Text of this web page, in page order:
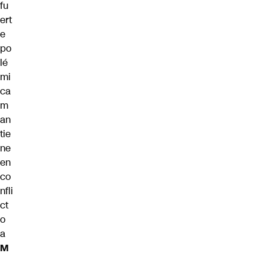
fu
ert
e
po
lé
mi
ca
m
an
tie
ne
en
co
nfli
ct
o
a
M